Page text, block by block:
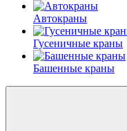
Автокраны
Гусеничные краны
Башенные краны